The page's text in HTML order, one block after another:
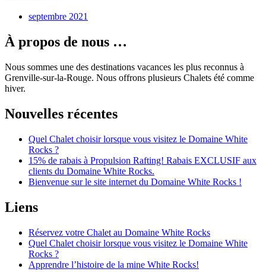
septembre 2021
À propos de nous …
Nous sommes une des destinations vacances les plus reconnus à
Grenville-sur-la-Rouge. Nous offrons plusieurs Chalets été comme
hiver.
Nouvelles récentes
Quel Chalet choisir lorsque vous visitez le Domaine White
Rocks ?
15% de rabais à Propulsion Rafting! Rabais EXCLUSIF aux
clients du Domaine White Rocks.
Bienvenue sur le site internet du Domaine White Rocks !
Liens
Réservez votre Chalet au Domaine White Rocks
Quel Chalet choisir lorsque vous visitez le Domaine White
Rocks ?
Apprendre l’histoire de la mine White Rocks!